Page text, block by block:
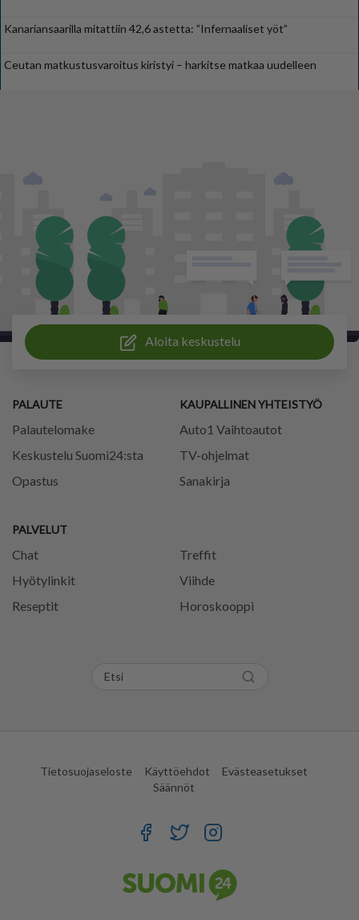
Kanariansaarilla mitattiin 42,6 astetta: ”Infernaaliset yöt”
Ceutan matkustusvaroitus kiristyi – harkitse matkaa uudelleen
Aloita keskustelu
PALAUTE
Palautelomake
Keskustelu Suomi24:sta
Opastus
PALVELUT
Chat
Treffit
Hyötylinkit
Viihde
Reseptit
Horoskooppi
KAUPALLINEN YHTEISTYÖ
Auto1 Vaihtoautot
TV-ohjelmat
Sanakirja
Tietosuojaseloste Käyttöehdot
Evästeasetukset
Säännöt